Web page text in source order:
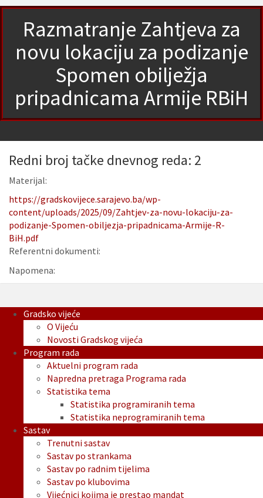
Razmatranje Zahtjeva za
novu lokaciju za podizanje
Spomen obilježja
pripadnicama Armije RBiH
Redni broj tačke dnevnog reda: 2
Materijal:
https://gradskovijece.sarajevo.ba/wp-
content/uploads/2025/09/Zahtjev-za-novu-lokaciju-za-
podizanje-Spomen-obiljezja-pripadnicama-Armije-R-
BiH.pdf
Referentni dokumenti:
Napomena:
Gradsko vijeće
O Vijeću
Novosti Gradskog vijeća
Program rada
Aktuelni program rada
Napredna pretraga Programa rada
Statistika tema
Statistika programiranih tema
Statistika neprogramiranih tema
Sastav
Trenutni sastav
Sastav po strankama
Sastav po radnim tijelima
Sastav po klubovima
Vijećnici kojima je prestao mandat